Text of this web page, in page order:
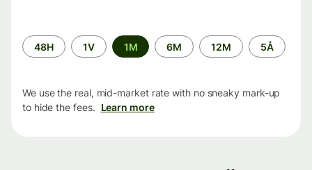
Time
period
48H 1V 1M 6M 12M 5Å
We use the real, mid-market rate with no sneaky mark-up
to hide the fees. Learn more